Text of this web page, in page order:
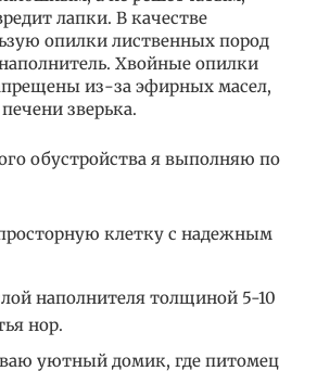
лапки. В качестве
опилки лиственных пород
Хвойные опилки
из-за эфирных масел,
зверька.
обустройства я выполняю по
клетку с надежным
наполнителя толщиной 5-10
нор.
уютный домик, где питомец